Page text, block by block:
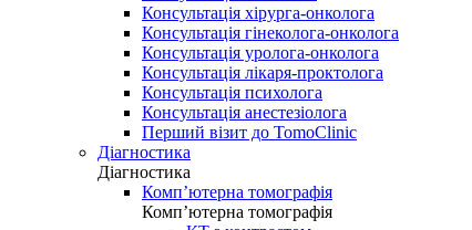
Консультація хірурга-онколога
Консультація гінеколога-онколога
Консультація уролога-онколога
Консультація лікаря-проктолога
Консультація психолога
Консультація анестезіолога
Перший візит до TomoClinic
Діагностика
Діагностика
Комп’ютерна томографія
Комп’ютерна томографія